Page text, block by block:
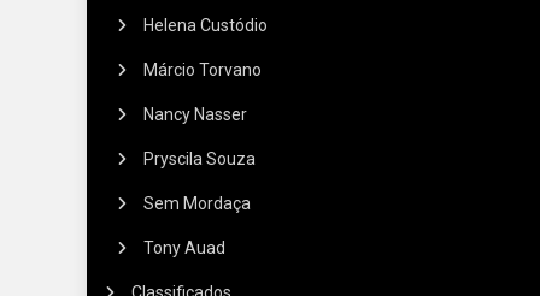
Helena Custódio
Márcio Torvano
Nancy Nasser
Pryscila Souza
Sem Mordaça
Tony Auad
Classificados